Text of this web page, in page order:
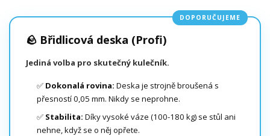
DOPORUČUJEME
🪨 Břidlicová deska (Profi)
Jediná volba pro skutečný kulečník.
✅ Dokonalá rovina: Deska je strojně broušená s
přesností 0,05 mm. Nikdy se neprohne.
✅ Stabilita: Díky vysoké váze (100-180 kg) se stůl ani
nehne, když se o něj opřete.